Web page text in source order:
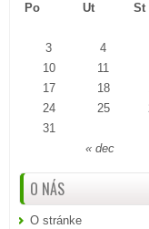
Po
Ut St
« dec
3
4
10
11
17
18
24
25
31
O NÁS
O stránke